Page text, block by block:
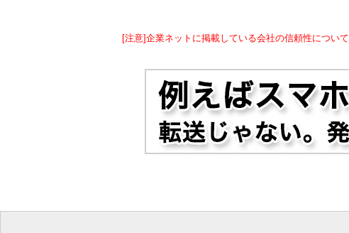
[注意]企業ネットに掲載している会社の信頼性について